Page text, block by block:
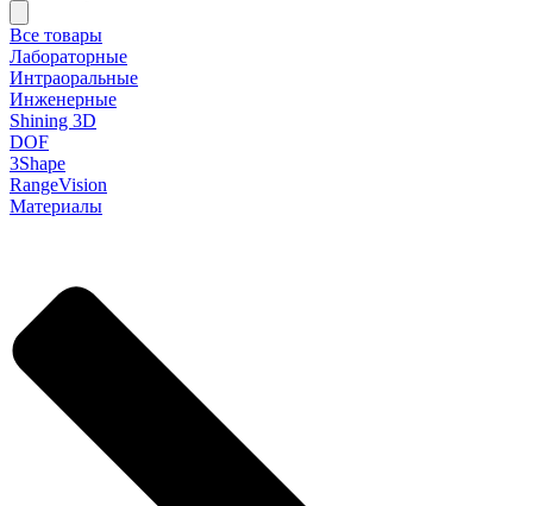
Все товары
Лабораторные
Интраоральные
Инженерные
Shining 3D
DOF
3Shape
RangeVision
Материалы